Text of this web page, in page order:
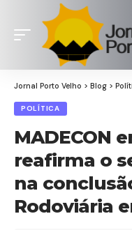
Jornal Porto Velho > Blog >
POLÍTICA
MADECON
reafirma o
na
Rodoviária